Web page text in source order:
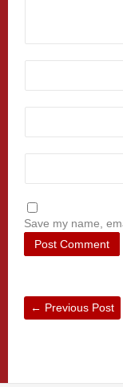
Save my name,
← Previous Post